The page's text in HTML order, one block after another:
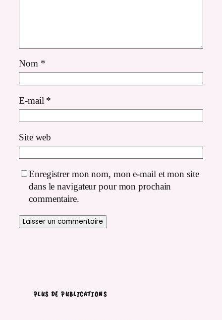
Nom *
E-mail *
Site web
Enregistrer mon nom, mon e-mail et mon site
dans le navigateur pour mon prochain
commentaire.
PLUS DE PUBLICATIONS